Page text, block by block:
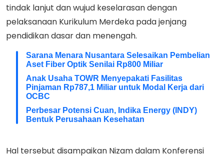
tindak lanjut dan wujud keselarasan dengan
pelaksanaan Kurikulum Merdeka pada jenjang
pendidikan dasar dan menengah.
Sarana Menara Nusantara Selesaikan Pembelian
Aset Fiber Optik Senilai Rp800 Miliar
Anak Usaha TOWR Menyepakati Fasilitas
Pinjaman Rp787,1 Miliar untuk Modal Kerja dari
OCBC
Perbesar Potensi Cuan, Indika Energy (INDY)
Bentuk Perusahaan Kesehatan
Hal tersebut disampaikan Nizam dalam Konferensi